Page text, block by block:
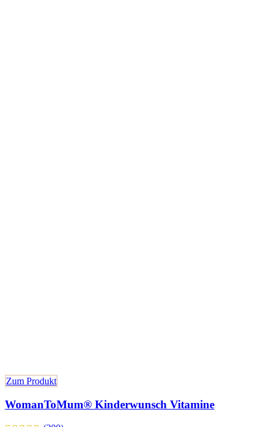
Zum Produkt
WomanToMum® Kinderwunsch Vitamine